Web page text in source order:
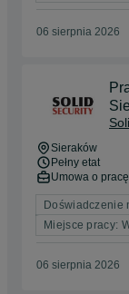
06 sierpnia 2026
Sieraków
Pełny etat
Umowa o
Doświadczenie
Miejsce pracy:
06 sierpnia 2026